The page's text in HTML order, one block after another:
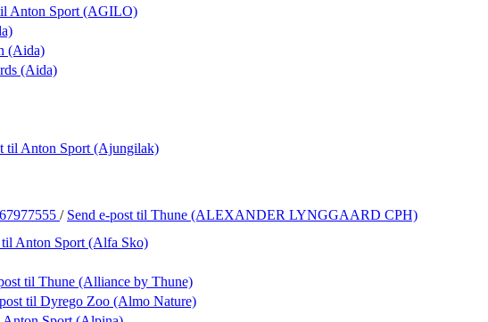
Anton Sport (AGILO)
(Aida)
(Aida)
til Anton Sport (Ajungilak)
67977555 / Send e-post til Thune (ALEXANDER LYNGGAARD CPH)
til Anton Sport (Alfa Sko)
til Thune (Alliance by Thune)
til Dyrego Zoo (Almo Nature)